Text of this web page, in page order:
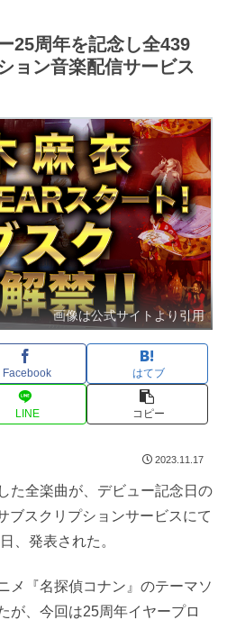
25周年を記念し全439
ョン音楽配信サービス
画像は公式サイトより引用
Facebook はてブ
LINE コピー
2023.11.17
た全楽曲が、デビュー記念日の
ブスクリプションサービスにて
、発表された。
メ『名探偵コナン』のテーマソ
が、今回は25周年イヤープロ